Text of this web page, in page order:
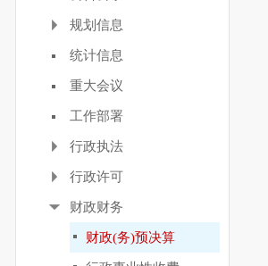
规划信息
统计信息
重大会议
工作部署
行政执法
行政许可
财政财务
财政(务)预决算